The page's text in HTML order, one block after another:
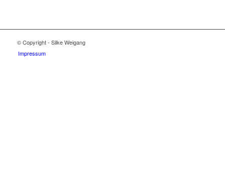
© Copyright - Silke Weigang
Impressum